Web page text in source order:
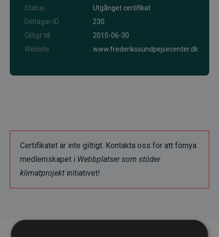
Status
Utgånget certifikat
Deltagar-ID
230
Giltigt till
2010-06-30
Website
www.frederikssundpejsecenter.dk
Certifikatet är inte giltigt. Kontakta oss för att förnya
medlemskapet i Webbplatser som stöder
klimatprojekt initiativet!